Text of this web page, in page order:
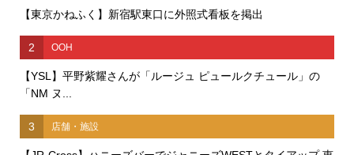
【東京かねふく】新宿駅東口に外照式看板を掲出
2 OOH
【YSL】平野紫耀さんが「ルージュ ピュールクチュール」の
「NM ヌ...
3 店舗・施設